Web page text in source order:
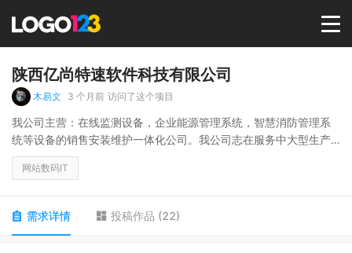
首页
选择套餐→
商标版权
陕西亿尚特速软件科技有限公司
木易文 3 个月前 访问了这个项目
我公司主营：在线监测设备，企业能源管理系统，智慧消防管理系
统等设备的销售安装维护一体化公司。我公司志在服务中大型生产
型企业！
网站数码IT
需求详情 投稿作品 (22)